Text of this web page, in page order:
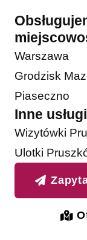
Warszawa
Grodzisk
Piaseczno
Inne
Wizytówki
Ulotki